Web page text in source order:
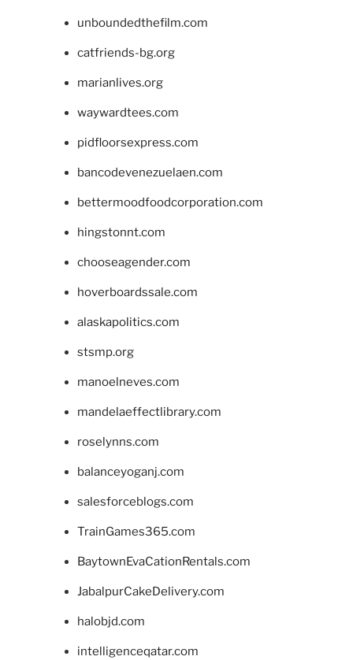
unboundedthefilm.com
catfriends-bg.org
marianlives.org
waywardtees.com
pidfloorsexpress.com
bancodevenezuelaen.com
bettermoodfoodcorporation.com
hingstonnt.com
chooseagender.com
hoverboardssale.com
alaskapolitics.com
stsmp.org
manoelneves.com
mandelaeffectlibrary.com
roselynns.com
balanceyoganj.com
salesforceblogs.com
TrainGames365.com
BaytownEvaCationRentals.com
JabalpurCakeDelivery.com
halobjd.com
intelligenceqatar.com